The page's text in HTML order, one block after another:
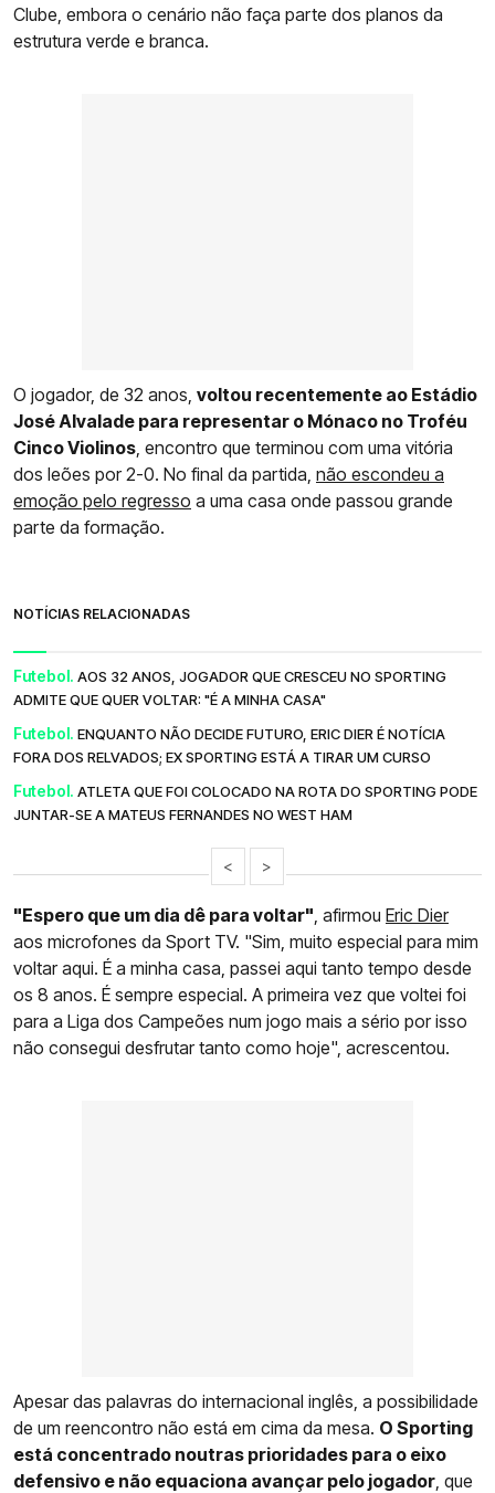
Clube, embora o cenário não faça parte dos planos da
estrutura verde e branca.
O jogador, de 32 anos, voltou recentemente ao Estádio
José Alvalade para representar o Mónaco no Troféu
Cinco Violinos , encontro que terminou com uma vitória
dos leões por 2-0. No final da partida, não escondeu a
emoção pelo regresso a uma casa onde passou grande
parte da formação.
NOTÍCIAS RELACIONADAS
Futebol. AOS 32 ANOS, JOGADOR QUE CRESCEU NO SPORTING
ADMITE QUE QUER VOLTAR: "É A MINHA CASA"
Futebol. ENQUANTO NÃO DECIDE FUTURO, ERIC DIER É NOTÍCIA
FORA DOS RELVADOS; EX SPORTING ESTÁ A TIRAR UM CURSO
Futebol. ATLETA QUE FOI COLOCADO NA ROTA DO SPORTING PODE
JUNTAR-SE A MATEUS FERNANDES NO WEST HAM
< >
"Espero que um dia dê para voltar" , afirmou Eric Dier
aos microfones da Sport TV. "Sim, muito especial para mim
voltar aqui. É a minha casa, passei aqui tanto tempo desde
os 8 anos. É sempre especial. A primeira vez que voltei foi
para a Liga dos Campeões num jogo mais a sério por isso
não consegui desfrutar tanto como hoje", acrescentou.
Apesar das palavras do internacional inglês, a possibilidade
de um reencontro não está em cima da mesa. O Sporting
está concentrado noutras prioridades para o eixo
defensivo e não equaciona avançar pelo jogador , que